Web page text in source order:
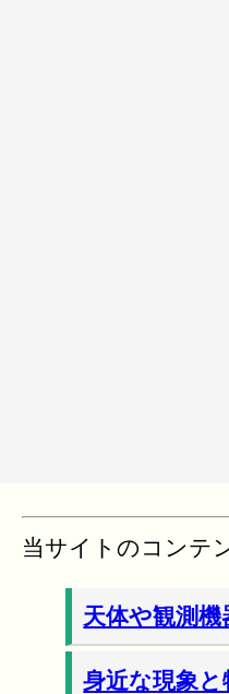
当サイトのコンテ
天体や観測
身近な現象